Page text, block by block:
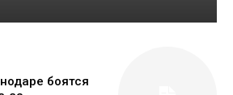
боятся